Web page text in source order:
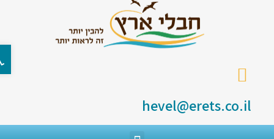
hevel@erets.co.il